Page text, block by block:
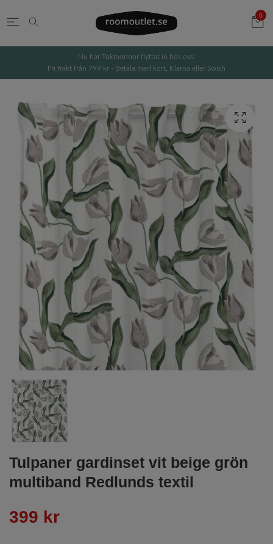
0
Nu har Tokmormor flyttat in hos oss!
Fri frakt från 799 kr - Betala med kort, Klarna eller Swish
Tulpaner gardinset vit beige grön
multiband Redlunds textil
399 kr